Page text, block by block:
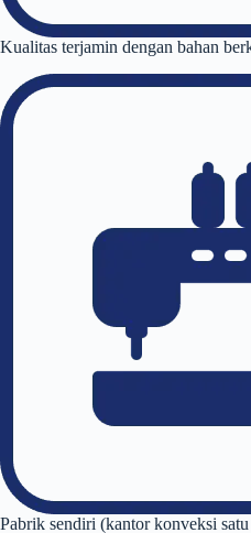
Kualitas terjamin dengan bahan
Pabrik sendiri (kantor konveksi